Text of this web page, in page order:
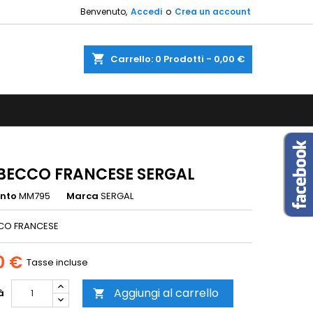
Benvenuto, Accedi o Crea un account
shopping_cart Carrello: 0 Prodotti - 0,00 €
FRANCESE SERGAL
MM795 Marca SERGAL
FRANCESE
€ Tasse incluse
 Aggiungi al carrello